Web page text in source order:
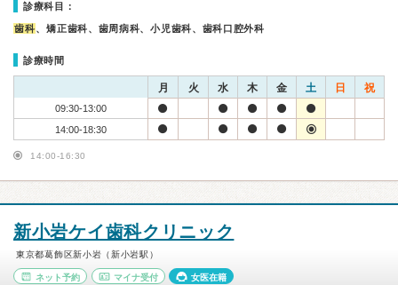
診療科目：
歯科、矯正歯科、歯周病科、小児歯科、歯科口腔外科
診療時間
月 火 水 木 金 土 日 祝
09:30-13:00
14:00-18:30
14:00-16:30
新小岩ケイ歯科クリニック
東京都葛飾区新小岩（新小岩駅）
ネット予約 マイナ受付 女医在籍